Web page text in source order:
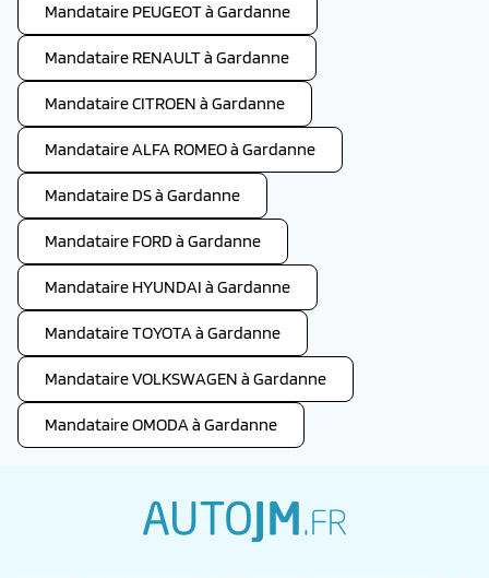
Mandataire PEUGEOT à Gardanne
Mandataire RENAULT à Gardanne
Mandataire CITROEN à Gardanne
Mandataire ALFA ROMEO à Gardanne
Mandataire DS à Gardanne
Mandataire FORD à Gardanne
Mandataire HYUNDAI à Gardanne
Mandataire TOYOTA à Gardanne
Mandataire VOLKSWAGEN à Gardanne
Mandataire OMODA à Gardanne